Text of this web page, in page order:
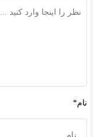
نام*